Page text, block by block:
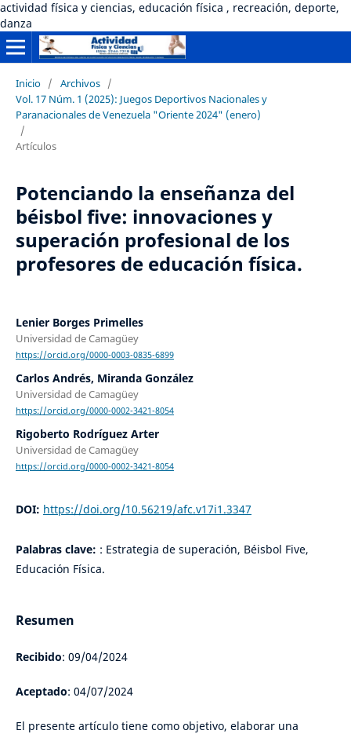
actividad física y ciencias, educación física , recreación, deporte,
danza
Inicio / Archivos /
Vol. 17 Núm. 1 (2025): Juegos Deportivos Nacionales y
Paranacionales de Venezuela "Oriente 2024" (enero)
/
Artículos
Potenciando la enseñanza del
béisbol five: innovaciones y
superación profesional de los
profesores de educación física.
Lenier Borges Primelles
Universidad de Camagüey
https://orcid.org/0000-0003-0835-6899
Carlos Andrés, Miranda González
Universidad de Camagüey
https://orcid.org/0000-0002-3421-8054
Rigoberto Rodríguez Arter
Universidad de Camagüey
https://orcid.org/0000-0002-3421-8054
DOI: https://doi.org/10.56219/afc.v17i1.3347
Palabras clave: : Estrategia de superación, Béisbol Five,
Educación Física.
Resumen
Recibido: 09/04/2024
Aceptado: 04/07/2024
El presente artículo tiene como objetivo, elaborar una